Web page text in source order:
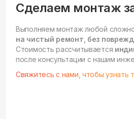
Сделаем монтаж
Выполняем монтаж любой
на чистый ремонт, без
Стоимость рассчитывается
после консультации с нашим
Свяжитесь с нами, чтобы узнать